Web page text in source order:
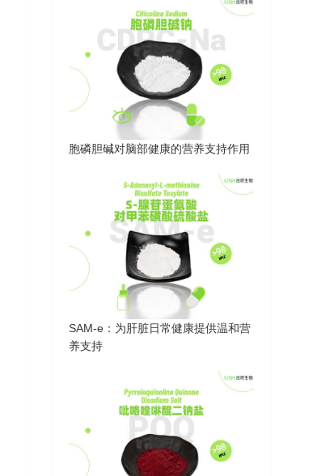
胞磷胆碱对脑部健康的营养支持作用
SAM-e：为肝脏日常健康提供温和营
养支持